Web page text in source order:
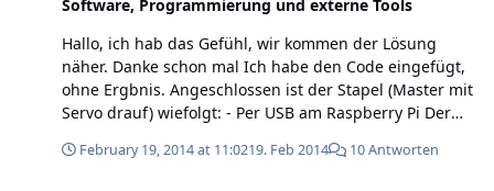
Software, Programmierung und externe Tools
Hallo, ich hab das Gefühl, wir kommen der Lösung
näher. Danke schon mal Ich habe den Code eingefügt,
ohne Ergbnis. Angeschlossen ist der Stapel (Master mit
Servo drauf) wiefolgt: - Per USB am Raspberry Pi Der
läuft. Das PHP Script habe ich sowohl auf jedem Win-PCFebruary 19, 2014 at 11:0219. Feb 2014 10 Antworten